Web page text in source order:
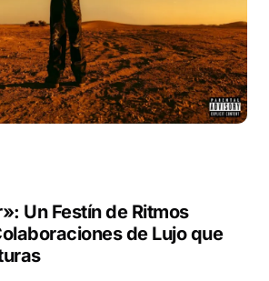
Un Festín de Ritmos
de Lujo que